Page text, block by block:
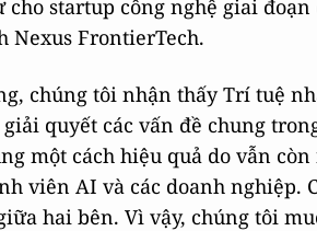
cho startup công nghệ giai
Nexus FrontierTech.
chúng tôi nhận thấy Trí tuệ
quyết các vấn đề chung
một cách hiệu quả do vẫn
viên AI và các doanh nghiệp.
hai bên. Vì vậy, chúng tôi